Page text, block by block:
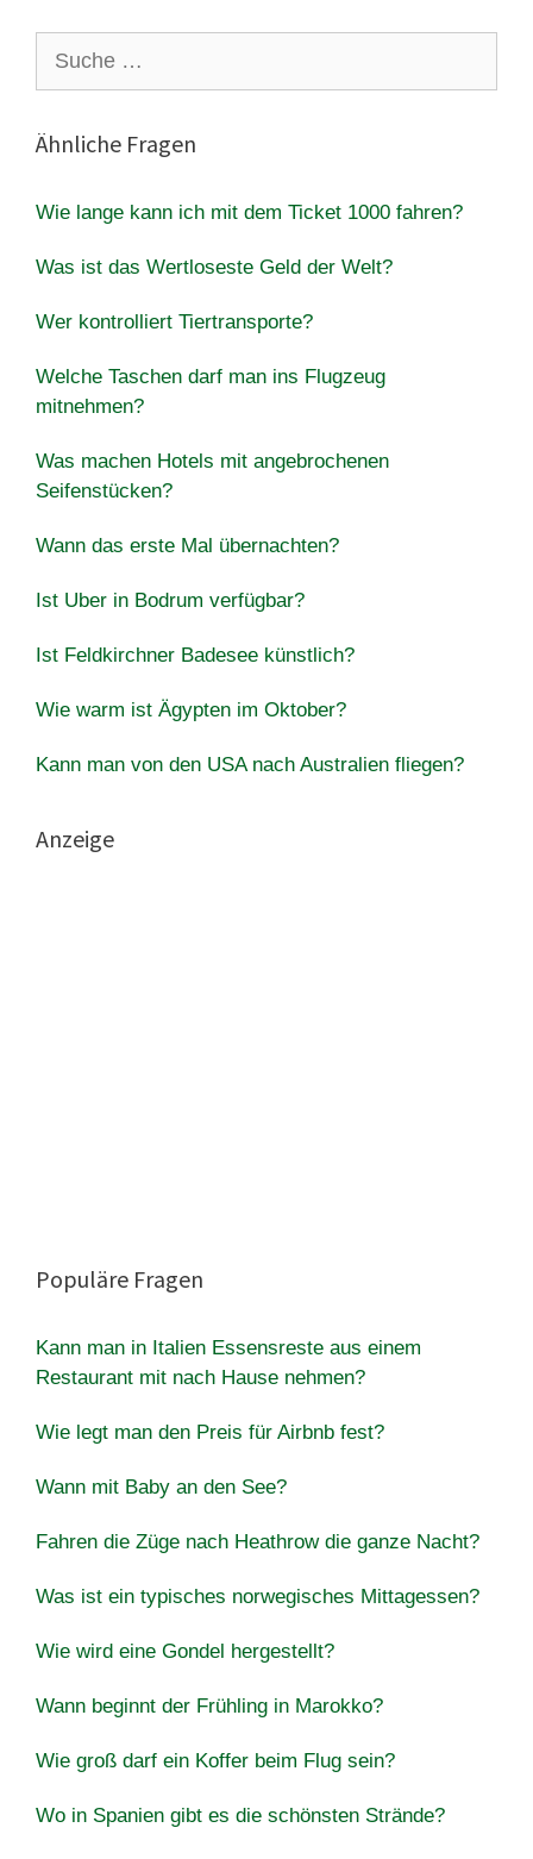
nach:
Ähnliche Fragen
Wie lange kann ich mit dem Ticket 1000 fahren?
Was ist das Wertloseste Geld der Welt?
Wer kontrolliert Tiertransporte?
Welche Taschen darf man ins Flugzeug
mitnehmen?
Was machen Hotels mit angebrochenen
Seifenstücken?
Wann das erste Mal übernachten?
Ist Uber in Bodrum verfügbar?
Ist Feldkirchner Badesee künstlich?
Wie warm ist Ägypten im Oktober?
Kann man von den USA nach Australien fliegen?
Anzeige
Populäre Fragen
Kann man in Italien Essensreste aus einem
Restaurant mit nach Hause nehmen?
Wie legt man den Preis für Airbnb fest?
Wann mit Baby an den See?
Fahren die Züge nach Heathrow die ganze Nacht?
Was ist ein typisches norwegisches Mittagessen?
Wie wird eine Gondel hergestellt?
Wann beginnt der Frühling in Marokko?
Wie groß darf ein Koffer beim Flug sein?
Wo in Spanien gibt es die schönsten Strände?